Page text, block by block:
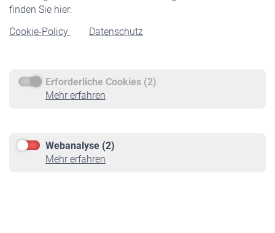
finden Sie hier:
Cookie-Policy
Datenschutz
Erforderliche Cookies (2)
Mehr erfahren
Webanalyse (2)
Mehr erfahren
Rentenbeginn
Rente beantragen
Service
Informationen
Online-Rechner
VBLnewsletter